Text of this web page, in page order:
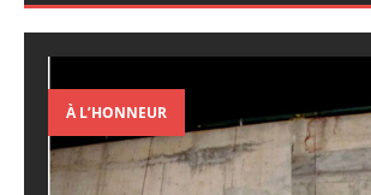
À L’HONNEUR